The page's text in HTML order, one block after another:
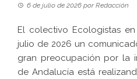
6 de julio de 2026 porRedacción
El colectivo Ecologistas
julio de 2026 un
gran preocupación por la
de Andalucía está